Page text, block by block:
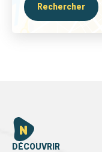
Rechercher
DÉCOUVRIR